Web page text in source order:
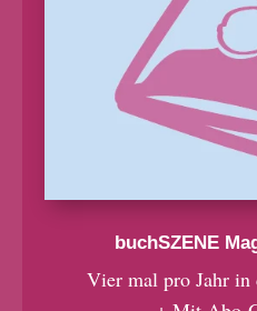
buchSZENE
Vier mal pro Jahr in